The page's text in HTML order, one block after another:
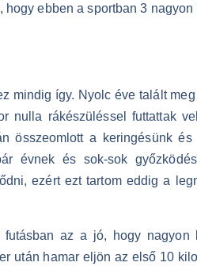
ebben a sportban 3
mindig így. Nyolc éve talált
nulla rákészüléssel futtattak
összeomlott a keringésünk
évnek és sok-sok
ezért ezt tartom eddig a
futásban az a jó, hogy nagyon
után hamar eljön az első 10